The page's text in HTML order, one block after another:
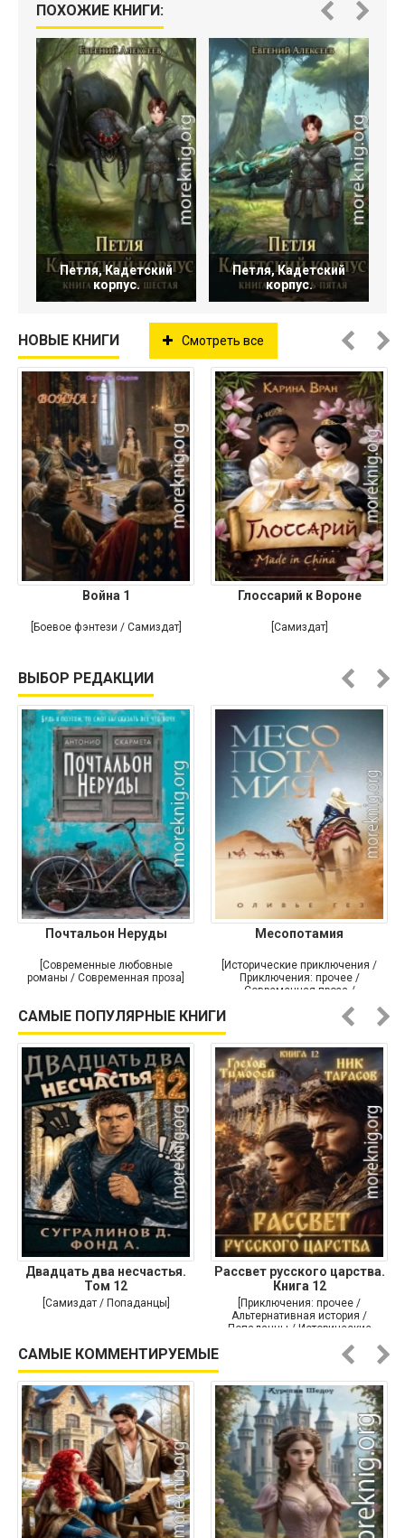
ПОХОЖИЕ КНИГИ:
Петля, Кадетский
корпус.
Петля, Кадетский
корпус.
НОВЫЕ КНИГИ Смотреть все
Война 1
[Боевое фэнтези / Самиздат]
Глоссарий к Вороне
[Самиздат]
ВЫБОР РЕДАКЦИИ
Почтальон Неруды
[Современные любовные
романы / Современная проза]
Месопотамия
[Исторические приключения /
Приключения: прочее /
Современная проза /
САМЫЕ ПОПУЛЯРНЫЕ КНИГИ
Двадцать два несчастья.
Том 12
[Самиздат / Попаданцы]
Рассвет русского царства.
Книга 12
[Приключения: прочее /
Альтернативная история /
Попаданцы / Исторические
САМЫЕ КОММЕНТИРУЕМЫЕ